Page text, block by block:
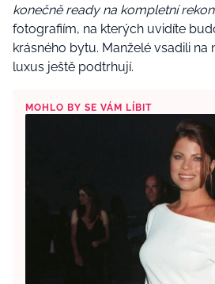
konečně ready na kompletní
fotografiím, na kterých uvidíte
krásného bytu. Manželé vsadili na
luxus ještě podtrhují.
MOHLO BY SE VÁM LÍBIT